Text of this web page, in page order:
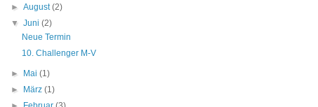
►August(2)
▼Juni(2)
Neue Termin
10. Challenger M-V
► Mai(1)
►
März(1)